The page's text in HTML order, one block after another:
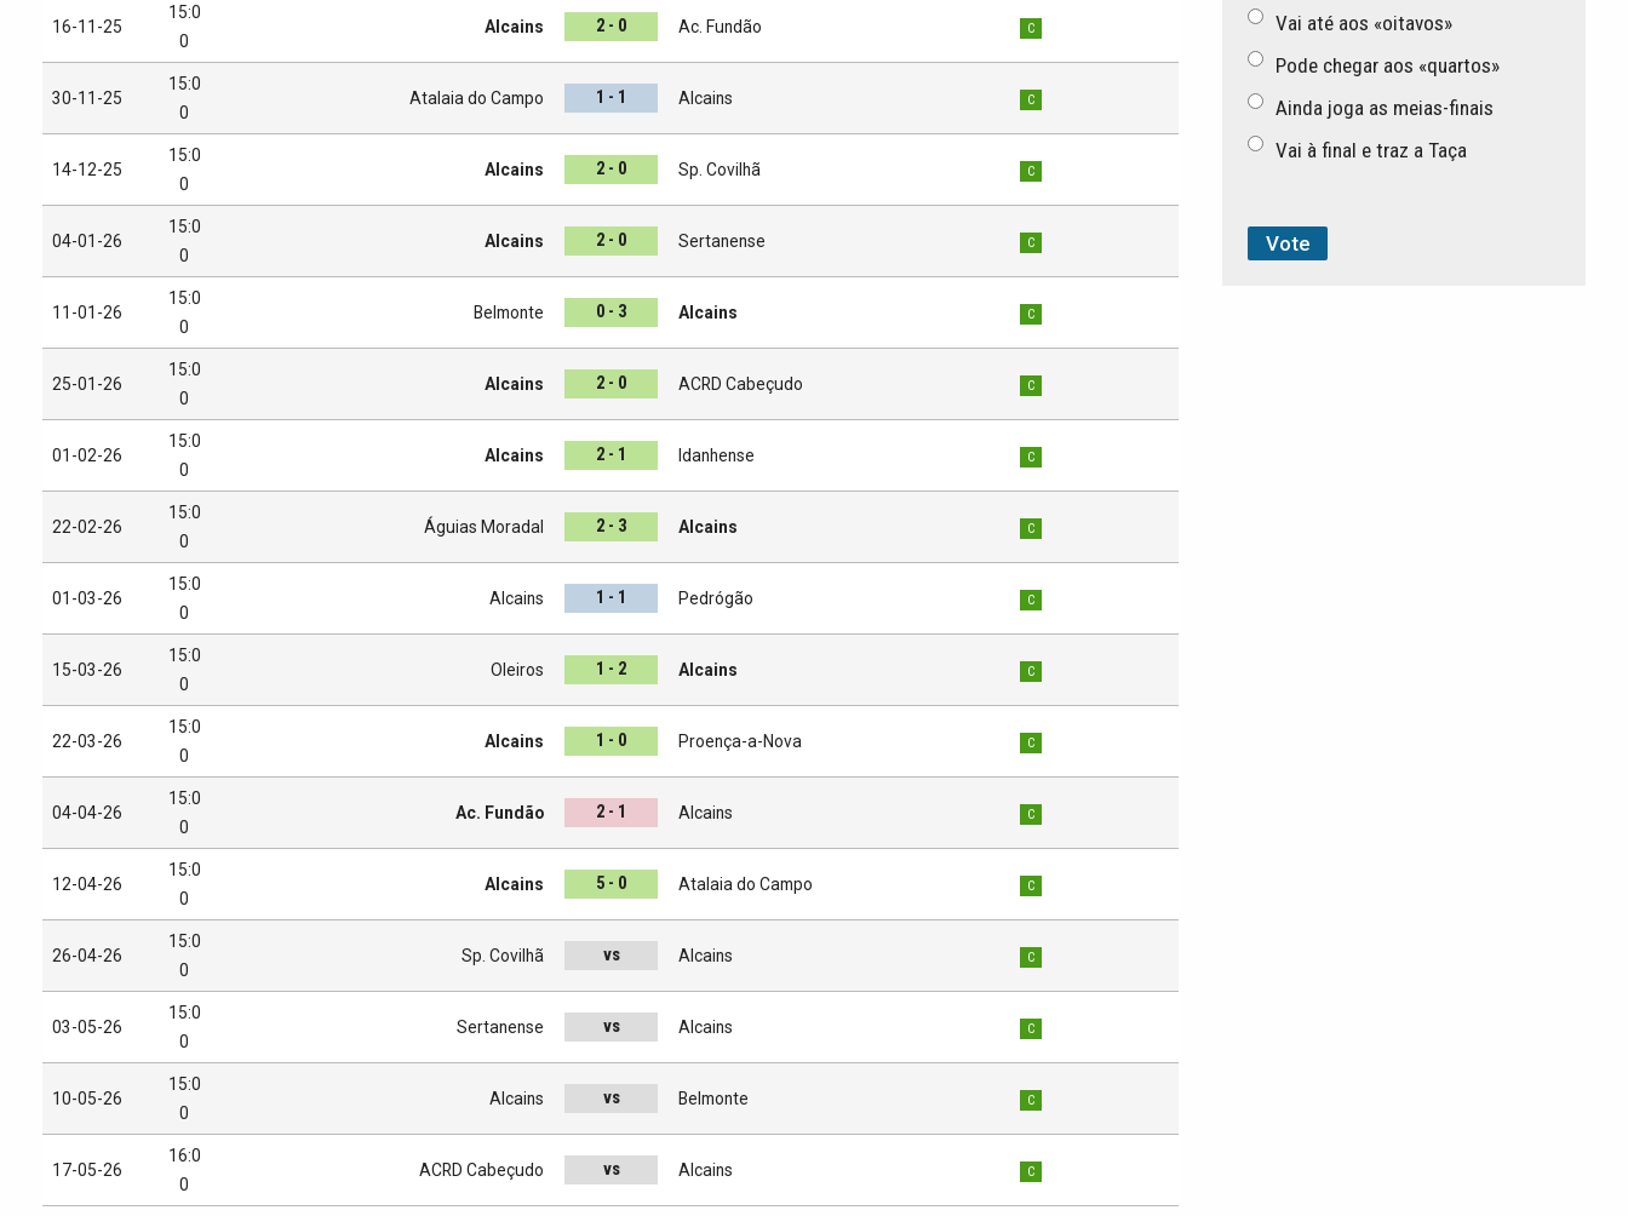
16-11-25
15:0
0
Alcains 2 - 0 Ac. Fundão C
30-11-25
15:0
0
Atalaia do Campo 1 - 1 Alcains C
14-12-25
15:0
0
Alcains 2 - 0 Sp. Covilhã C
04-01-26
15:0
0
Alcains 2 - 0 Sertanense C
11-01-26
15:0
0
Belmonte 0 - 3 Alcains C
25-01-26
15:0
0
Alcains 2 - 0 ACRD Cabeçudo C
01-02-26
15:0
0
Alcains 2 - 1 Idanhense C
22-02-26
15:0
0
Águias Moradal 2 - 3 Alcains C
01-03-26
15:0
0
Alcains 1 - 1 Pedrógão C
15-03-26
15:0
0
Oleiros 1 - 2 Alcains C
22-03-26
15:0
0
Alcains 1 - 0 Proença-a-Nova C
04-04-26
15:0
0
Ac. Fundão 2 - 1 Alcains C
12-04-26
15:0
0
Alcains 5 - 0 Atalaia do Campo C
26-04-26
15:0
0
Sp. Covilhã vs Alcains C
03-05-26
15:0
0
Sertanense vs Alcains C
10-05-26
15:0
0
Alcains vs Belmonte C
17-05-26
16:0
0
ACRD Cabeçudo vs Alcains C
Vai até aos «oitavos»
Pode chegar aos «quartos»
Ainda joga as meias-finais
Vai à final e traz a Taça